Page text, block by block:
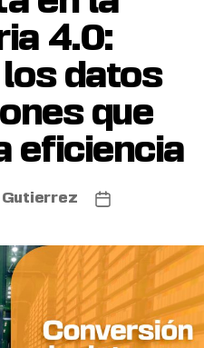
4.0:
datos
que
eficiencia